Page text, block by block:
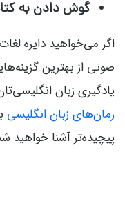
گوش دادن به
اگر می‌خواهید دایره
صوتی از بهترین
یادگیری زبان
رمان‌های زبان انگلیسی
پیچیده‌تر آشنا خواهید